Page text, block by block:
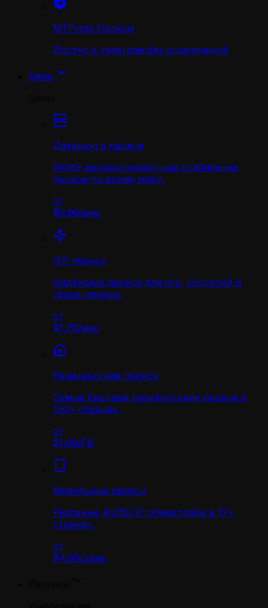
MTProto Прокси
Доступ в телеграм без ограничений
Цены
Датацентр прокси
500K+ высокоскоростных стабильных
прокси по всему миру.
от
$0.90/мес
ISP прокси
Надёжные прокси для игр, соцсетей и
сбора данных.
от
$1.70/мес
Резидентские прокси
Самые быстрые резидентские прокси в
190+ странах.
от
$1.00/ГБ
Мобильные прокси
Реальные 4G/5G IP операторов в 17+
странах.
от
$4.00/день